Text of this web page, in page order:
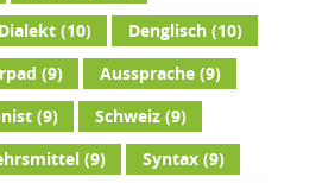
Dialekt(10) Denglisch(10)
(9) Aussprache(9)
(9) Schweiz(9)
(9) Syntax(9)